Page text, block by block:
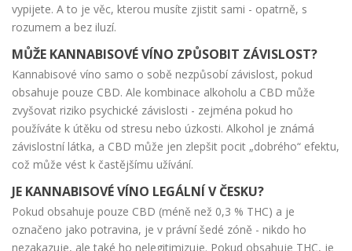
vypijete. A to je věc, kterou musíte zjistit sami - opatrně, s
rozumem a bez iluzí.
MŮŽE KANNABISOVÉ VÍNO ZPŮSOBIT ZÁVISLOST?
Kannabisové víno samo o sobě nezpůsobí závislost, pokud
obsahuje pouze CBD. Ale kombinace alkoholu a CBD může
zvyšovat riziko psychické závislosti - zejména pokud ho
používáte k útěku od stresu nebo úzkosti. Alkohol je známá
závislostní látka, a CBD může jen zlepšit pocit „dobrého“ efektu,
což může vést k častějšímu užívání.
JE KANNABISOVÉ VÍNO LEGÁLNÍ V ČESKU?
Pokud obsahuje pouze CBD (méně než 0,3 % THC) a je
označeno jako potravina, je v právní šedé zóně - nikdo ho
nezakazuje, ale také ho nelegitimizuje. Pokud obsahuje THC, je